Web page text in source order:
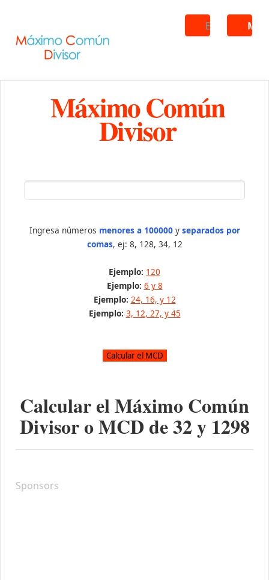
Buscar
Máximo Común
Divisor
Ingresa números menores a 100000y separados por
comas, ej: 8, 128, 34, 12
Ejemplo: 120
Ejemplo: 6 y 8
Ejemplo: 24, 16, y 12
Ejemplo: 3, 12, 27, y 45
Calcular el Máximo Común
Divisor o MCD de32y 1298
Sponsors